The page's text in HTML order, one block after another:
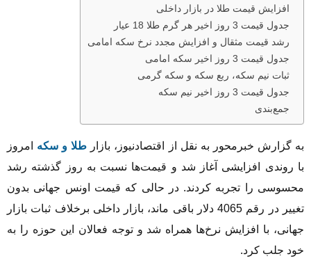
افزایش قیمت طلا در بازار داخلی
جدول قیمت 3 روز اخیر هر گرم طلا 18 عیار
رشد قیمت مثقال و افزایش مجدد نرخ سکه امامی
جدول قیمت 3 روز اخیر سکه امامی
ثبات نیم سکه، ربع سکه و سکه گرمی
جدول قیمت 3 روز اخیر نیم سکه
جمع‌بندی
به گزارش خبرمحور به نقل از اقتصادنیوز، بازار طلا و سکه امروز
با روندی افزایشی آغاز شد و قیمت‌ها نسبت به روز گذشته رشد
محسوسی را تجربه کردند. در حالی که قیمت اونس جهانی بدون
تغییر در رقم 4065 دلار باقی ماند، بازار داخلی برخلاف ثبات بازار
جهانی، با افزایش نرخ‌ها همراه شد و توجه فعالان این حوزه را به
خود جلب کرد.